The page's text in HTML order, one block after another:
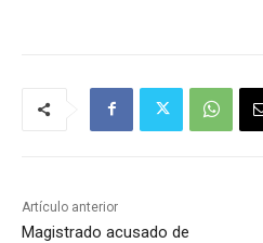
Artículo anterior
Magistrado acusado de